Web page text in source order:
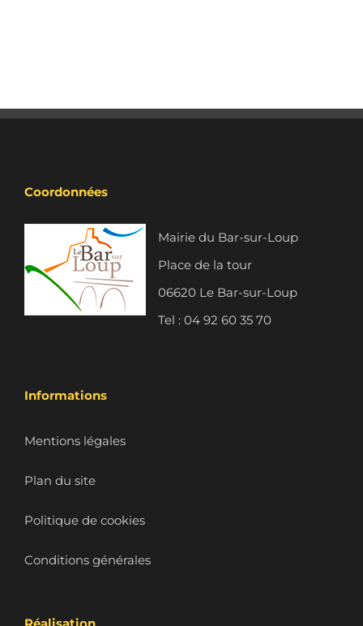
Coordonnées
Mairie du Bar-sur-Loup
Place de la tour
06620 Le Bar-sur-Loup
Tel : 04 92 60 35 70
Informations
Mentions légales
Plan du site
Politique de cookies
Conditions générales